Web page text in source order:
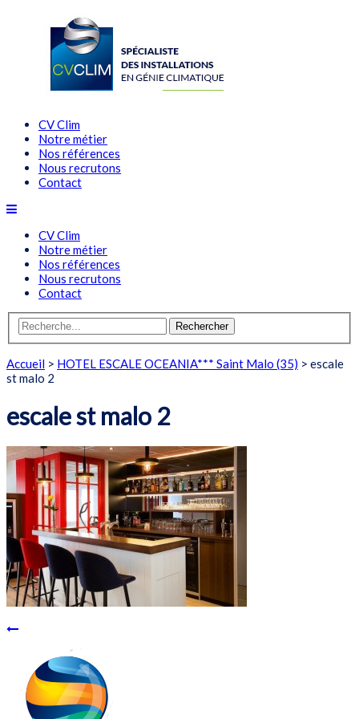
CV Clim
Notre métier
Nos références
Nous recrutons
Contact
CV Clim
Notre métier
Nos références
Nous recrutons
Contact
Rechercher
Accueil > HOTEL ESCALE OCEANIA*** Saint Malo (35) > escale
st malo 2
escale st malo 2